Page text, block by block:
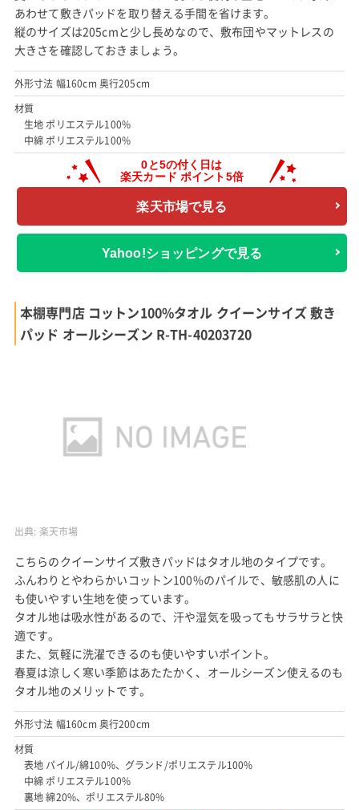
あわせて敷きパッドを取り替える手間を省けます。
縦のサイズは205cmと少し長めなので、敷布団やマットレスの
大きさを確認しておきましょう。
外形寸法 幅160cm 奥行205cm
材質
生地 ポリエステル100%
中綿 ポリエステル100%
楽天市場で見る
Yahoo!ショッピングで見る
本棚専門店 コットン100%タオル クイーンサイズ 敷き
パッド オールシーズン R-TH-40203720
出典: 楽天市場
こちらのクイーンサイズ敷きパッドはタオル地のタイプです。
ふんわりとやわらかいコットン100%のパイルで、敏感肌の人に
も使いやすい生地を使っています。
タオル地は吸水性があるので、汗や湿気を吸ってもサラサラと快
適です。
また、気軽に洗濯できるのも使いやすいポイント。
春夏は涼しく寒い季節はあたたかく、オールシーズン使えるのも
タオル地のメリットです。
外形寸法 幅160cm 奥行200cm
材質
表地 パイル/綿100%、グランド/ポリエステル100%
中綿 ポリエステル100%
裏地 綿20%、ポリエステル80%